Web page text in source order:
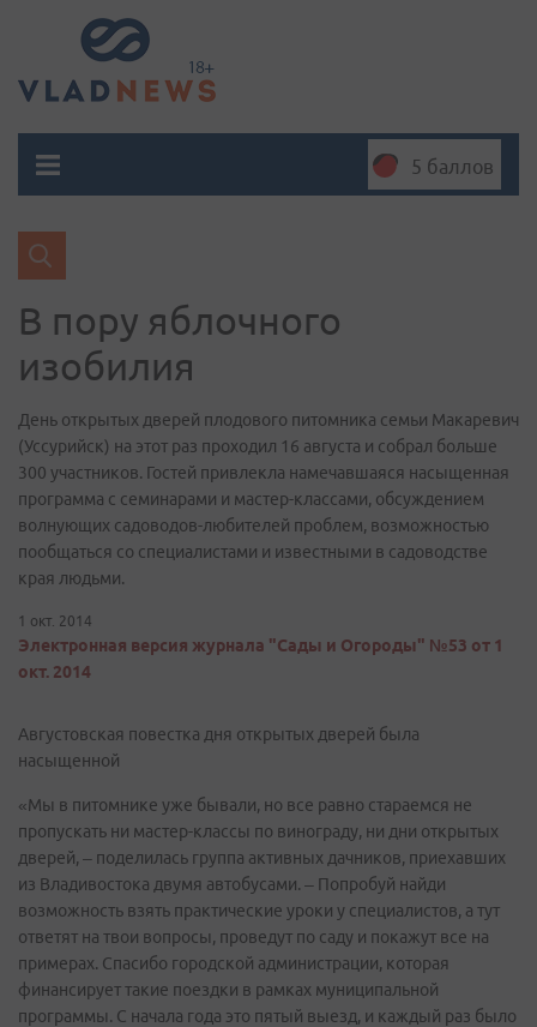
5 баллов
В пору яблочного
изобилия
День открытых дверей плодового питомника семьи Макаревич
(Уссурийск) на этот раз проходил 16 августа и собрал больше
300 участников. Гостей привлекла намечавшаяся насыщенная
программа с семинарами и мастер-классами, обсуждением
волнующих садоводов-любителей проблем, возможностью
пообщаться со специалистами и известными в садоводстве
края людьми.
1 окт. 2014
Электронная версия журнала "Сады и Огороды" №53 от 1
окт. 2014
Августовская повестка дня открытых дверей была
насыщенной
«Мы в питомнике уже бывали, но все равно стараемся не
пропускать ни мастер-классы по винограду, ни дни открытых
дверей, – поделилась группа активных дачников, приехавших
из Владивостока двумя автобусами. – Попробуй найди
возможность взять практические уроки у специалистов, а тут
ответят на твои вопросы, проведут по саду и покажут все на
примерах. Спасибо городской администрации, которая
финансирует такие поездки в рамках муниципальной
программы. С начала года это пятый выезд, и каждый раз было